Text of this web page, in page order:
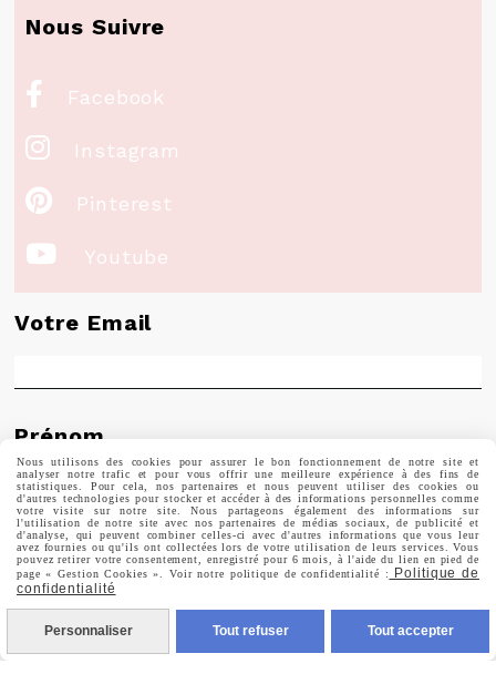
Nous Suivre
 Facebook
 Instagram
 Pinterest
 Youtube
Votre Email
Prénom
Valider
Vous pouvez vous désinscrire à tout moment. Vous
trouverez pour cela nos informations de contact dans les
conditions d'utilisation du site.
Nous utilisons des cookies pour assurer le bon fonctionnement de notre site et
analyser notre trafic et pour vous offrir une meilleure expérience à des fins de
statistiques. Pour cela, nos partenaires et nous peuvent utiliser des cookies ou
d'autres technologies pour stocker et accéder à des informations personnelles comme
votre visite sur notre site. Nous partageons également des informations sur
l'utilisation de notre site avec nos partenaires de médias sociaux, de publicité et
d'analyse, qui peuvent combiner celles-ci avec d'autres informations que vous leur
avez fournies ou qu'ils ont collectées lors de votre utilisation de leurs services. Vous
pouvez retirer votre consentement, enregistré pour 6 mois, à l'aide du lien en pied de
page « Gestion Cookies ». Voir notre politique de confidentialité :
Politique de
confidentialité
Personnaliser Tout refuser Tout accepter